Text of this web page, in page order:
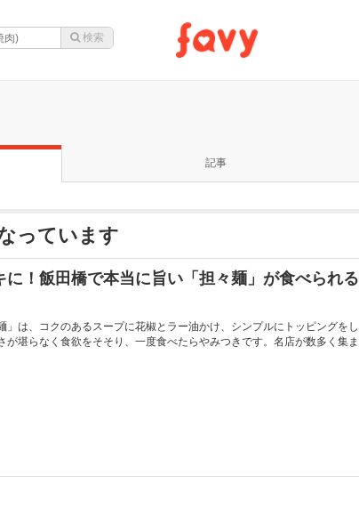
記事
っています
に！飯田橋で本当に旨い「担々麺」が食べられる
」は、コクのあるスープに花椒とラー油かけ、シンプルにトッピングをし
が堪らなく食欲をそそり、一度食べたらやみつきです。名店が数多く集ま